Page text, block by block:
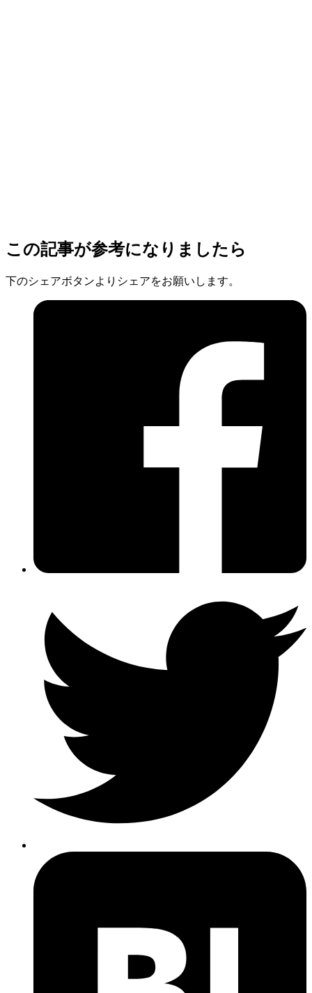
この記事が参考になりましたら
下のシェアボタンよりシェアをお願いします。